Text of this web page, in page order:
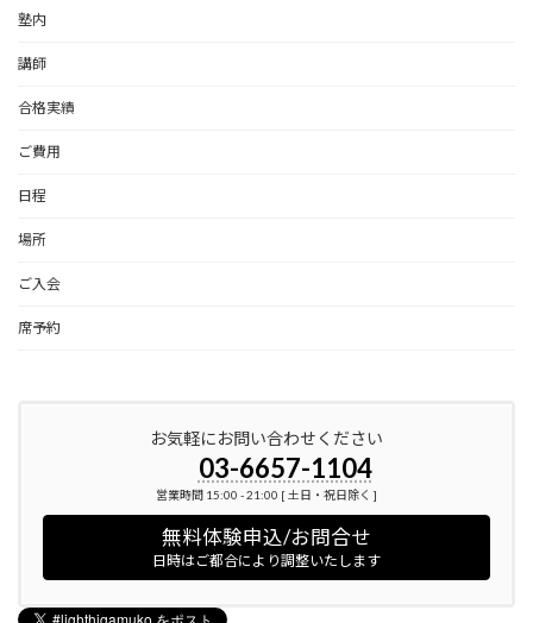
塾内
講師
合格実績
ご費用
日程
場所
ご入会
席予約
お気軽にお問い合わせください
03-6657-1104
営業時間 15:00 - 21:00 [ 土日・祝日除く ]
無料体験申込/お問合せ
日時はご都合により調整いたします